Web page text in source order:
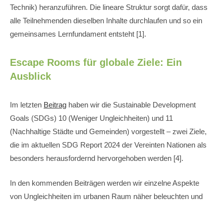
Technik) heranzuführen. Die lineare Struktur sorgt dafür, dass
alle Teilnehmenden dieselben Inhalte durchlaufen und so ein
gemeinsames Lernfundament entsteht [1].
Escape Rooms für globale Ziele: Ein
Ausblick
Im letzten Beitrag haben wir die Sustainable Development
Goals (SDGs) 10 (Weniger Ungleichheiten) und 11
(Nachhaltige Städte und Gemeinden) vorgestellt – zwei Ziele,
die im aktuellen SDG Report 2024 der Vereinten Nationen als
besonders herausfordernd hervorgehoben werden [4].
In den kommenden Beiträgen werden wir einzelne Aspekte
von Ungleichheiten im urbanen Raum näher beleuchten und